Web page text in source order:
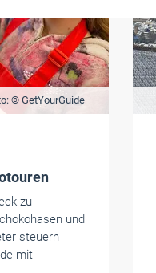
© GetYourGuide
zu
und
steuern
mit